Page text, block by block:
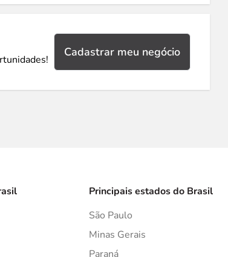
Cadastrar meu negócio
Principais estados do Brasil
São Paulo
Minas Gerais
Paraná